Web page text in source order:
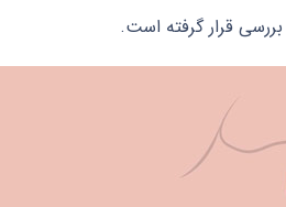
قرار گرفته است.